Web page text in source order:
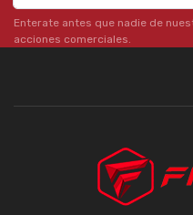
Enterate antes que nadie de
acciones comerciales.